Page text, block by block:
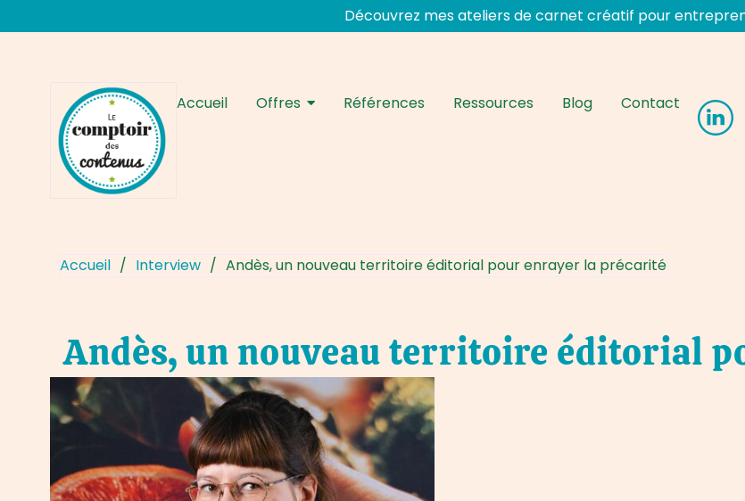
Découvrez mes ateliers de carnet créatif pour
au
Accueil Offres Références Ressources Blog Contact
Accueil / Interview / Andès, un nouveau territoire éditorial pour enrayer la précarité
Andès, un nouveau territoire éditorial
articles